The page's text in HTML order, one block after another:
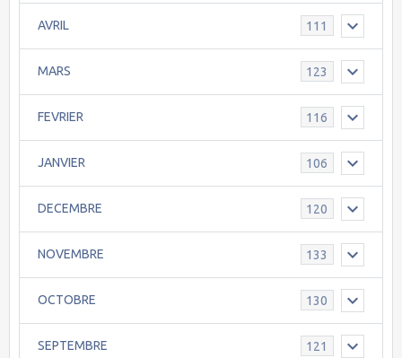
AVRIL 111
MARS 123
FEVRIER 116
JANVIER 106
DECEMBRE 120
NOVEMBRE 133
OCTOBRE 130
SEPTEMBRE 121